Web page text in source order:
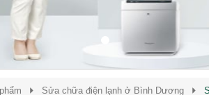
Sửa chữa điện lạnh ở Bình Dương